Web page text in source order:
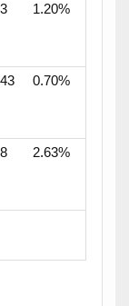
1.20%
0.70%
2.63%